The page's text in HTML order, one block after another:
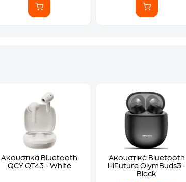
Ακουστικά Bluetooth
QCY QT43 - White
Ακουστικά Bluetooth
HiFuture OlymBuds3 -
Black